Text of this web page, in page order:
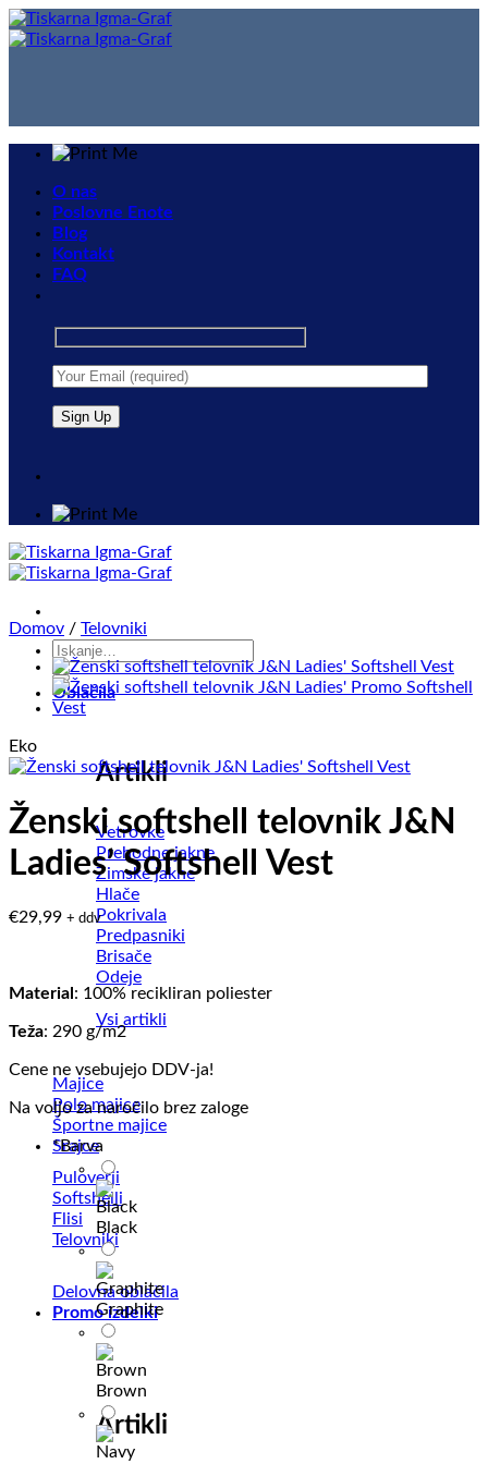
Skip
to
O nas
Poslovne Enote
Blog
Kontakt
FAQ
Išči:
Oblačila
Artikli
Vetrovke
Prehodne jakne
Zimske jakne
Hlače
Pokrivala
Predpasniki
Brisače
Odeje
Vsi artikli
Majice
Polo majice
Športne majice
Srajce
Puloverji
Softshelli
Flisi
Telovniki
Delovna oblačila
Promo izdelki
Artikli
Domov / Telovniki
Eko
Ženski softshell telovnik J&N
Ladies’ Softshell Vest
€29,99 + ddv
Material : 100% recikliran poliester
Teža: 290 g/m2
Cene ne vsebujejo DDV-ja!
Na voljo za naročilo brez zaloge
*Barva
Black
Graphite
Brown